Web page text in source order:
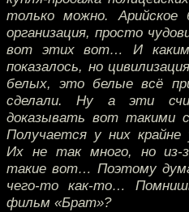
только можно. Арийское
организация, просто
вот этих вот… И
показалось, но
белых, это белые всё
сделали. Ну а эти
доказывать вот такими
Получается у них крайне
Их не так много, но
такие вот… Поэтому
чего-то как-то…
фильм «Брат»?